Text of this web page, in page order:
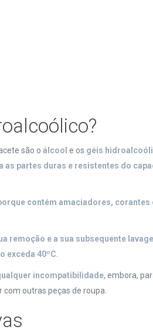
são o álcool e os géis
as partes duras e resistentes do
contém amaciadores, corantes
remoção e a sua subsequente
exceda 40ºC.
incompatibilidade, embora,
outras peças de roupa.